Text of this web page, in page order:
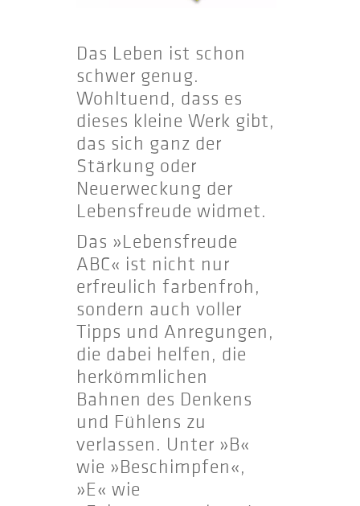
Das Leben ist schon
schwer genug.
Wohltuend, dass es
dieses kleine Werk gibt,
das sich ganz der
Stärkung oder
Neuerweckung der
Lebensfreude widmet.
Das »Lebensfreude
ABC« ist nicht nur
erfreulich farbenfroh,
sondern auch voller
Tipps und Anregungen,
die dabei helfen, die
herkömmlichen
Bahnen des Denkens
und Fühlens zu
verlassen. Unter »B«
wie »Beschimpfen«,
»E« wie